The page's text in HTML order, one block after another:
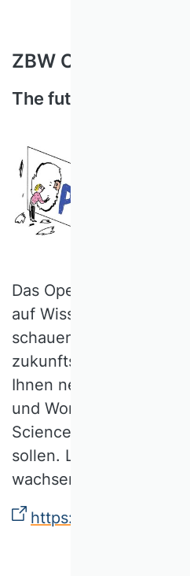
ZBW Open-
The future is Open
Das Open-Science-
auf Wissenschaft im
schauen: neu, modern
zukunftsorientiert.
Ihnen neue
und Worksheets rund
Science an die Hand,
sollen. Lassen Sie uns
wachsen und
https://open-